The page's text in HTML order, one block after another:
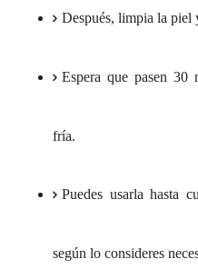
Después, limpia la piel
Espera que pasen 30
fría.
Puedes usarla hasta
según lo consideres